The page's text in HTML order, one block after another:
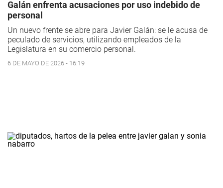
Galán enfrenta acusaciones por uso indebido de
personal
Un nuevo frente se abre para Javier Galán: se le acusa de
peculado de servicios, utilizando empleados de la
Legislatura en su comercio personal.
6 DE MAYO DE 2026 - 16:19